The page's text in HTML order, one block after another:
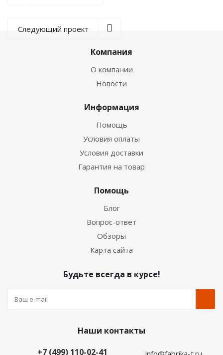
Следующий проект
Компания
О компании
Новости
Информация
Помощь
Условия оплаты
Условия доставки
Гарантия на товар
Помощь
Блог
Вопрос-ответ
Обзоры
Карта сайта
Будьте всегда в курсе!
Наши контакты
+7 (499) 110-02-41